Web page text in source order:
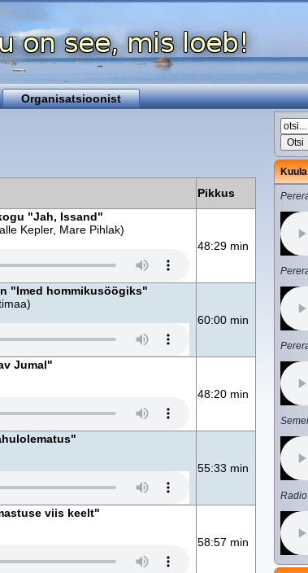
Organisatsioonist
Pikkus
"Jah, Issand"
Kepler, Mare Pihlak)
48:29 min
"Imed hommikusöögiks"
60:00 min
Jumal"
48:20 min
55:33 min
viis keelt"
58:57 min
Kuula